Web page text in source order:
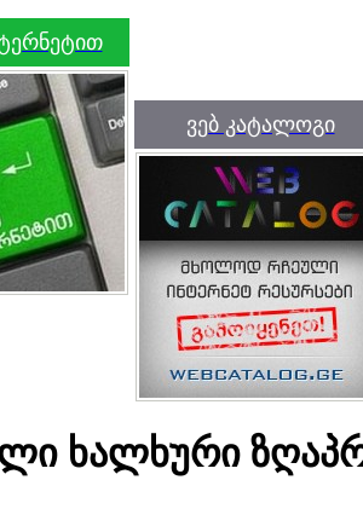
ვებ კატალოგი
ხალხური